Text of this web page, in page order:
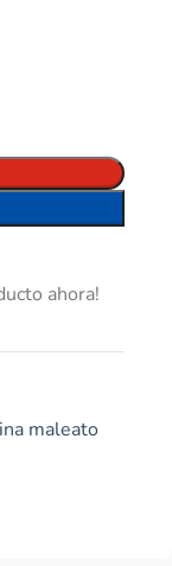
ahora!
maleato